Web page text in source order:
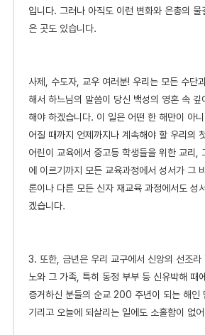
입니다. 그러나 아직도 이런 변화와 은총의
은 곳도 있습니다.
사제, 수도자, 교우 여러분! 우리는 모든 수단
해서 하느님의 말씀이 당신 백성의 영혼 속
해야 하겠습니다. 이 일은 어떤 한 해만이 아
어질 때까지 언제까지나 계속해야 할 우리의
어린이 교육에서 중고등 학생들을 위한 교리,
에 이르기까지 모든 교육과정에서 성서가 그
론이나 다른 모든 신자 재교육 과정에서도 성
겠습니다.
3. 또한, 금년은 우리 교구에서 신앙의 선조라
노와 그 가족, 특히 동정 부부 등 신유박해 때
증거하신 분들의 순교 200 주년이 되는 해인
기리고 오늘에 되살리는 일에도 소홀함이 없